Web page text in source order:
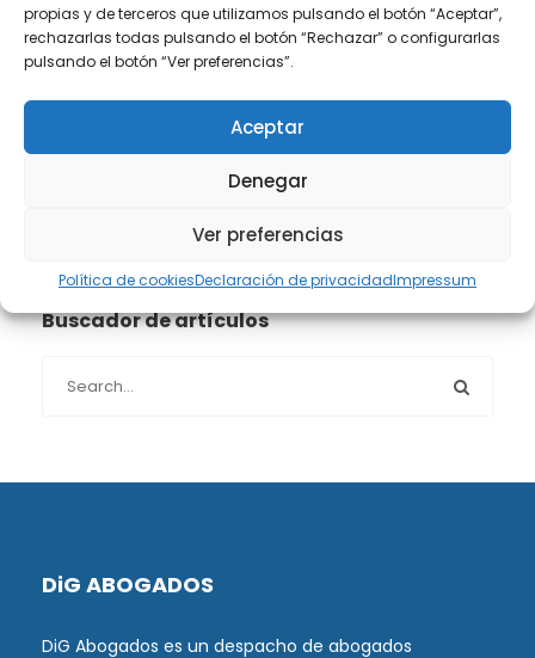
propias y de terceros que utilizamos pulsando el botón “Aceptar”,
rechazarlas todas pulsando el botón “Rechazar” o configurarlas
pulsando el botón “Ver preferencias”.
Aceptar
Denegar
Ver preferencias
Política de cookiesDeclaración de privacidadImpressum
Propiedad intelectual e industrial(13)
Sin categoría(1)
Buscador de artículos
DiG ABOGADOS
DiG Abogados es un despacho de abogados